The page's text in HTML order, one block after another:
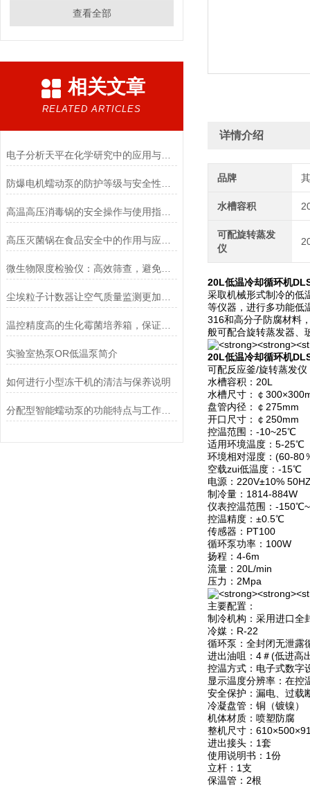
查看全部
相关文章
RELATED ARTICLES
电子分析天平在化学研究中的应用与优势说明
高温高压消毒锅的安全操作与使用指南说明
微生物限度检验仪：高效筛查，避免产品微生物污染
实验室热泵OR低温泵简介
如何进行小型冻干机的清洁与保养说明
分配型智能蠕动泵的功能特点与工作模式介绍
详情介绍
品牌
水槽容积
可配旋转蒸发
仪
20L低温冷却循环机
采取机械形式制冷的低
等仪器，进行多功能低
316和高分子防腐材料
般可配合旋转蒸发器、
20L低温冷却循环机
可配反应釜/旋转蒸发仪
水槽容积：20L
水槽尺寸：￠
盘管内径：￠275mm
开口尺寸：￠250mm
控温范围：-10~25℃
适用环境温度：5-25℃
环境相对湿度：(60-80
空载zui低温度：-15℃
电源：220V±10%
制冷量：1814-884W
仪表控温范围：-
控温精度：±0.5℃
传感器：PT100
循环泵功率：100W
扬程：4-6m
流量：20L/min
压力：2Mpa
主要配置：
制冷机构：采用进口全
冷媒：R-22
循环泵：全封闭无泄露
进出油咀：4＃(低进高
控温方式：电子式数字
显示温度分辨率：在
安全保护：漏电、过载
冷凝盘管：铜（镀镍）
机体材质：喷塑防腐
整机尺寸：
进出接头：1套
使用说明书：1份
立杆：1支
保温管：2根